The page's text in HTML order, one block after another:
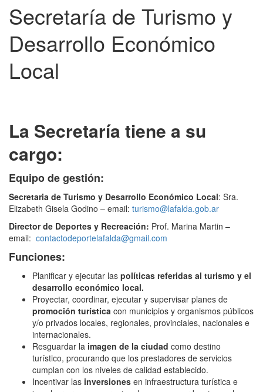
Secretaría de Turismo y
Desarrollo Económico
Local
La Secretaría tiene a su
cargo:
Equipo de gestión:
Secretaria de Turismo y Desarrollo Económico Local: Sra.
Elizabeth Gisela Godino – email: turismo@lafalda.gob.ar
Director de Deportes y Recreación: Prof. Marina Martin –
email: contactodeportelafalda@gmail.com
Funciones:
Planificar y ejecutar las políticas referidas al turismo y el
desarrollo económico local.
Proyectar, coordinar, ejecutar y supervisar planes de
promoción turística con municipios y organismos públicos
y/o privados locales, regionales, provinciales, nacionales e
internacionales.
Resguardar la imagen de la ciudad como destino
turístico, procurando que los prestadores de servicios
cumplan con los niveles de calidad establecido.
Incentivar las inversiones en infraestructura turística e